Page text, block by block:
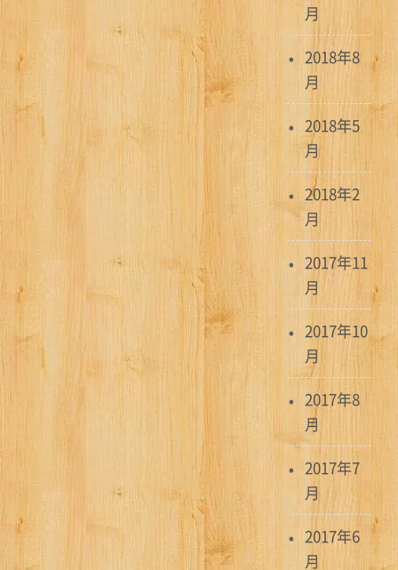
月
2018年8
月
2018年5
月
2018年2
月
2017年11
月
2017年10
月
2017年8
月
2017年7
月
2017年6
月